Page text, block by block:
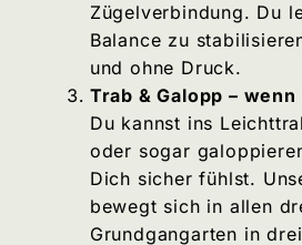
Zügelverbindung. Du
Balance zu
und ohne Druck.
Trab & Galopp –
Du kannst ins
oder sogar
Dich sicher fühlst.
bewegt sich in allen
Grundgangarten in drei